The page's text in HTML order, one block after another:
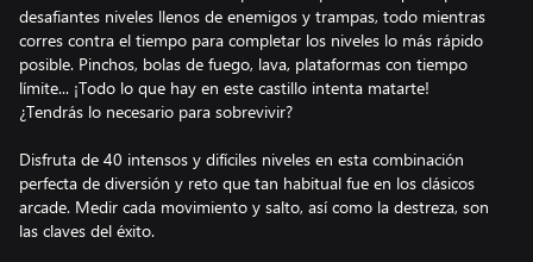
desafiantes niveles llenos de enemigos y trampas, todo mientras
corres contra el tiempo para completar los niveles lo más rápido
posible. Pinchos, bolas de fuego, lava, plataformas con tiempo
límite... ¡Todo lo que hay en este castillo intenta matarte!
¿Tendrás lo necesario para sobrevivir?
Disfruta de 40 intensos y difíciles niveles en esta combinación
perfecta de diversión y reto que tan habitual fue en los clásicos
arcade. Medir cada movimiento y salto, así como la destreza, son
las claves del éxito.